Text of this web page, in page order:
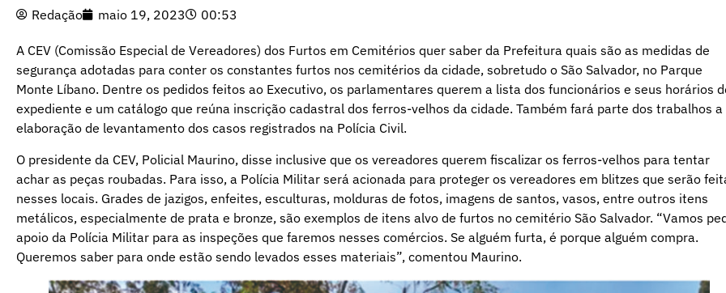
Redação maio 19, 2023 00:53
A CEV (Comissão Especial de Vereadores) dos Furtos em Cemitérios quer saber da Prefeitura quais são as medidas de
segurança adotadas para conter os constantes furtos nos cemitérios da cidade, sobretudo o São Salvador, no Parque
Monte Líbano. Dentre os pedidos feitos ao Executivo, os parlamentares querem a lista dos funcionários e seus horários
expediente e um catálogo que reúna inscrição cadastral dos ferros-velhos da cidade. Também fará parte dos trabalhos a
elaboração de levantamento dos casos registrados na Polícia Civil.
O presidente da CEV, Policial Maurino, disse inclusive que os vereadores querem fiscalizar os ferros-velhos para tentar
achar as peças roubadas. Para isso, a Polícia Militar será acionada para proteger os vereadores em blitzes que serão
nesses locais. Grades de jazigos, enfeites, esculturas, molduras de fotos, imagens de santos, vasos, entre outros itens
metálicos, especialmente de prata e bronze, são exemplos de itens alvo de furtos no cemitério São Salvador. “Vamos
apoio da Polícia Militar para as inspeções que faremos nesses comércios. Se alguém furta, é porque alguém compra.
Queremos saber para onde estão sendo levados esses materiais”, comentou Maurino.